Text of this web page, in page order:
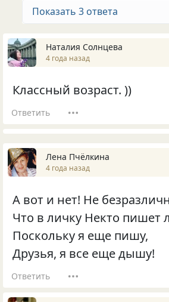
Показать 3 ответа
Наталия Солнцева
4 года назад
Классный возраст. ))
Ответить
Лена Пчёлкина
4 года назад
А вот и нет! Не
Что в личку Некто пишет
Поскольку я еще пишу,
Друзья, я все еще дышу!
Ответить